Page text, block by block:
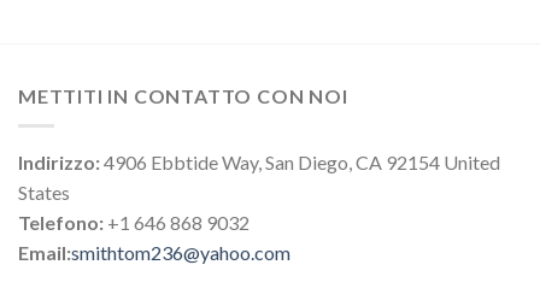
METTITI IN CONTATTO CON NOI
Indirizzo:4906 Ebbtide Way, San Diego, CA 92154 United
States
Telefono: +1 646 868 9032
Email:smithtom236@yahoo.com